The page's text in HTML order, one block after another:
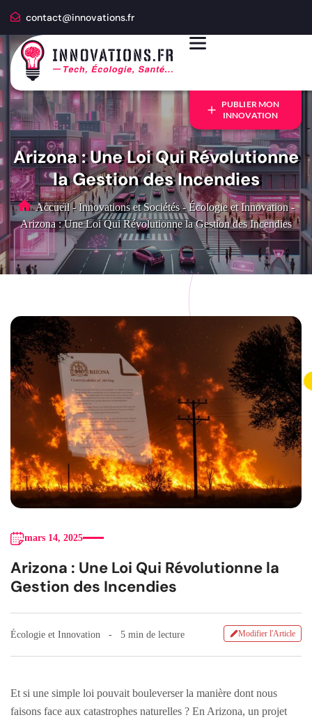
contact@innovations.fr
PUBLIER MON
INNOVATION
Arizona : Une Loi Qui Révolutionne
la Gestion des Incendies
Accueil - Innovations et Sociétés - Écologie et Innovation -
Arizona : Une Loi Qui Révolutionne la Gestion des Incendies
mars 14, 2025
Arizona : Une Loi Qui Révolutionne la
Gestion des Incendies
Écologie et Innovation 5 min de lecture Modifier l'Article
Et si une simple loi pouvait bouleverser la manière dont nous
faisons face aux catastrophes naturelles ? En Arizona, un projet